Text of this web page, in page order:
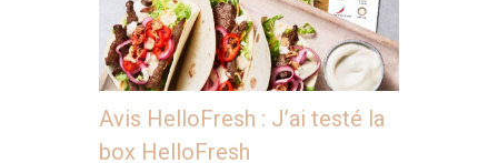
Avis HelloFresh : J’ai testé la
box HelloFresh